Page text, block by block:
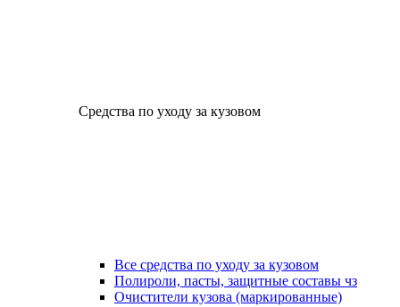
Средства по уходу за кузовом
Все средства по уходу за кузовом
Полироли, пасты, защитные составы чз
Очистители кузова (маркированные)